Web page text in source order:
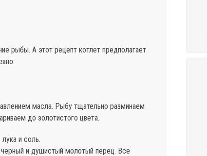
рыбы. А этот рецепт котлет предполагает
масла. Рыбу тщательно разминаем
до золотистого цвета.
и соль.
и душистый молотый перец. Все